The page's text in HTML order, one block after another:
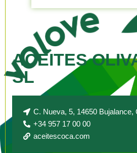
ACEITES
SL
C. Nueva, 5, 14650 Bujalance,
+34 957 17 00 00
aceitescoca.com